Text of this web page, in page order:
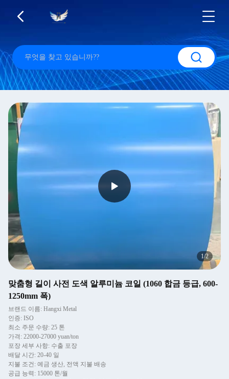
1/2
맞춤형 길이 사전 도색 알루미늄 코일 (1060 합금 등급, 600-
1250mm 폭)
브랜드 이름: Hangxi Metal
인증: ISO
최소 주문 수량: 25 톤
가격: 22000-27000 yuan/ton
포장 세부 사항: 수출 포장
배달 시간: 20-40 일
지불 조건: 예금 생산, 전액 지불 배송
공급 능력: 15000 톤/월